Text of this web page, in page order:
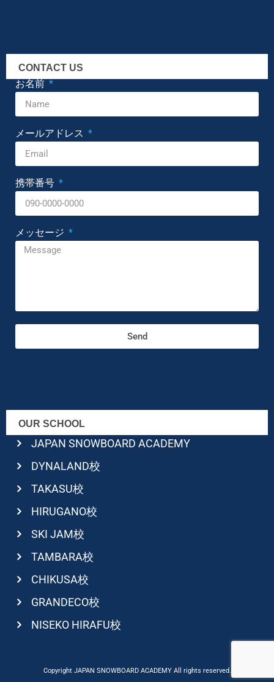
CONTACT US
お名前
メールアドレス
携帯番号
メッセージ
Send
OUR SCHOOL
JAPAN SNOWBOARD ACADEMY
DYNALAND校
TAKASU校
HIRUGANO校
SKI JAM校
TAMBARA校
CHIKUSA校
GRANDECO校
NISEKO HIRAFU校
Copyright JAPAN SNOWBOARD ACADEMY All rights reserved.